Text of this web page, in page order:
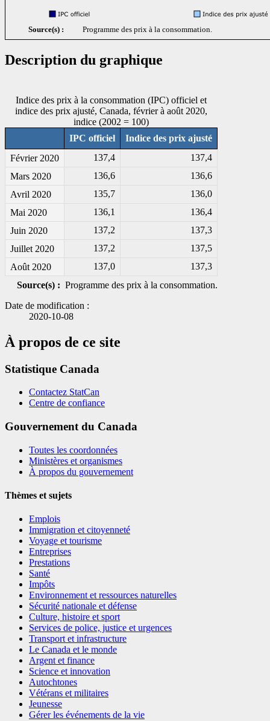
Source(s) : Programme des prix à la consommation.
Description du graphique
Indice des prix à la consommation (IPC) officiel et
indice des prix ajusté, Canada, février à août 2020,
indice (2002 = 100)
IPC officiel
Indice des prix ajusté
Février 2020
137,4
137,4
Mars 2020
136,6
136,6
Avril 2020
135,7
136,0
Mai 2020
136,1
136,4
Juin 2020
137,2
137,3
Juillet 2020
137,2
137,5
Août 2020
137,0
137,3
Source(s) : Programme des prix à la consommation.
Date de modification :
2020-10-08
À propos de ce site
Statistique Canada
Contactez StatCan
Centre de confiance
Gouvernement du Canada
Toutes les coordonnées
Ministères et organismes
À propos du gouvernement
Thèmes et sujets
Emplois
Immigration et citoyenneté
Voyage et tourisme
Entreprises
Prestations
Santé
Impôts
Environnement et ressources naturelles
Sécurité nationale et défense
Culture, histoire et sport
Services de police, justice et urgences
Transport et infrastructure
Le Canada et le monde
Argent et finance
Science et innovation
Autochtones
Vétérans et militaires
Jeunesse
Gérer les événements de la vie